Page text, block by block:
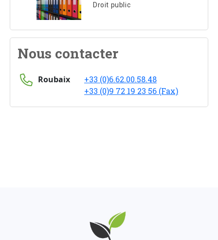
Droit public
Nous contacter
Roubaix
+33 (0)6.62.00.58.48
+33 (0)9 72 19 23 56 (Fax)